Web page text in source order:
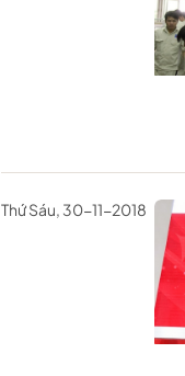
Thứ Sáu, 30-11-2018